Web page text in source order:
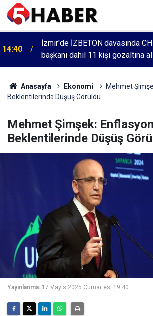
14:40
İzmir'de İZBETON davasında
başkanı dahil 11 kişi gözaltına
Anasayfa Ekonomi
Mehmet
Beklentilerinde Düşüş Görüldü
Mehmet Şimşek: Enflasyon
Beklentilerinde Düşüş
Yayınlanma: 17 Mayıs 2025 Cumartesi 19:40